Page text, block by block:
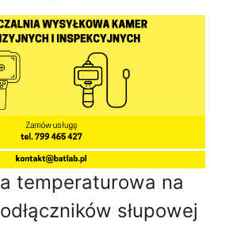
temperaturowa na
słupowej